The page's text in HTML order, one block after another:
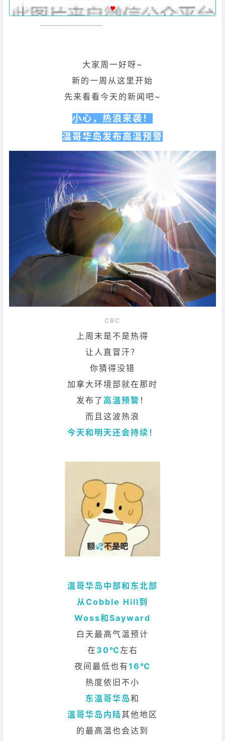
大家周一好呀~
新的一周从这里开始
先来看看今天的新闻吧~
小心，热浪来袭！
温哥华岛发布高温预警
CBC
上周末是不是热得
让人直冒汗？
你猜得没错
加拿大环境部就在那时
发布了 高温预警 ！
而且这波热浪
今天和明天还会持续！
温哥华岛中部和东北部
从Cobble Hill到
Woss和Sayward
白天最高气温预计
在 30℃左右
夜间最低也有16℃
热度依旧不小
东温哥华岛和
温哥华岛内陆其他地区
的最高温也会达到